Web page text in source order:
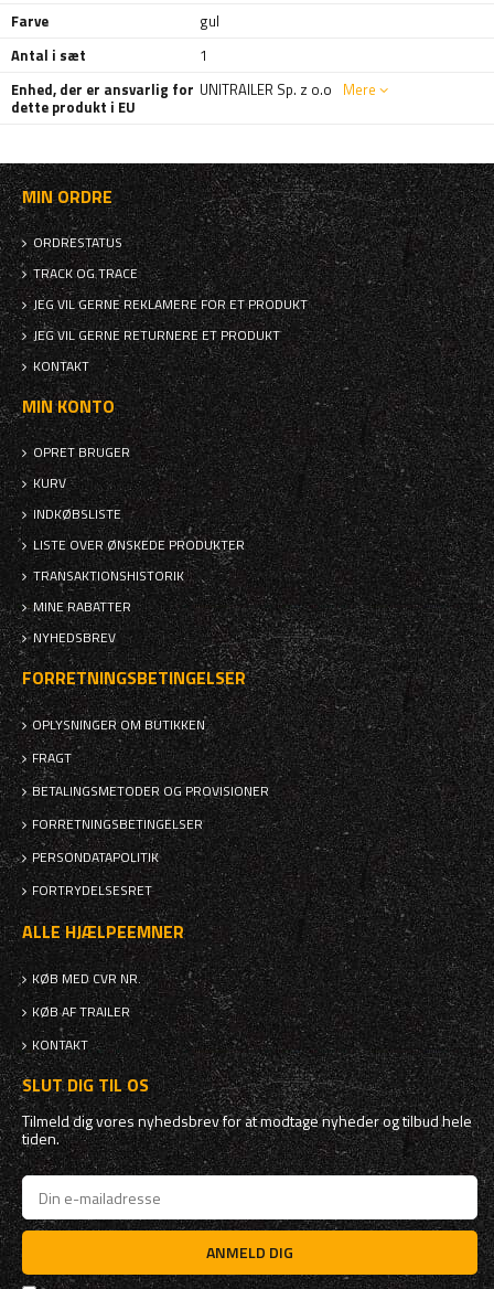
Farve
gul
Antal i sæt
1
Enhed, der er ansvarlig for
dette produkt i EU
UNITRAILER Sp. z o.o Mere
MIN ORDRE
ORDRESTATUS
TRACK OG TRACE
JEG VIL GERNE REKLAMERE FOR ET PRODUKT
JEG VIL GERNE RETURNERE ET PRODUKT
KONTAKT
MIN KONTO
OPRET BRUGER
KURV
INDKØBSLISTE
LISTE OVER ØNSKEDE PRODUKTER
TRANSAKTIONSHISTORIK
MINE RABATTER
NYHEDSBREV
FORRETNINGSBETINGELSER
OPLYSNINGER OM BUTIKKEN
FRAGT
BETALINGSMETODER OG PROVISIONER
FORRETNINGSBETINGELSER
PERSONDATAPOLITIK
FORTRYDELSESRET
ALLE HJÆLPEEMNER
KØB MED CVR NR.
KØB AF TRAILER
KONTAKT
SLUT DIG TIL OS
Tilmeld dig vores nyhedsbrev for at modtage nyheder og tilbud hele
tiden.
ANMELD DIG